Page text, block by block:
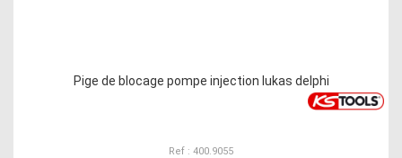
Pige de blocage pompe injection lukas delphi
Ref : 400.9055